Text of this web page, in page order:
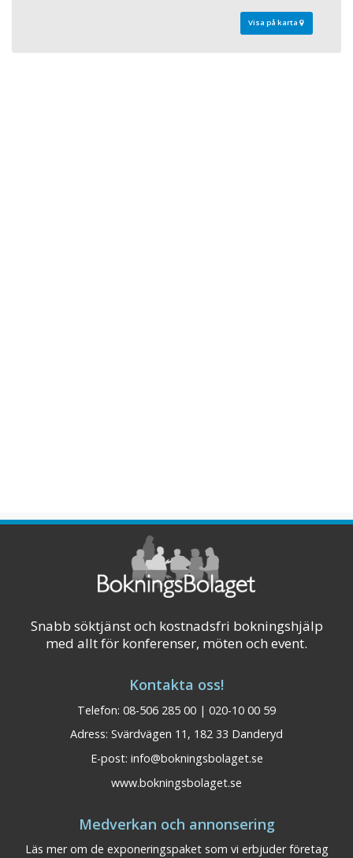
Visa på karta
Snabb söktjänst och kostnadsfri bokningshjälp
med allt för konferenser, möten och event.
Kontakta oss!
Telefon: 08-506 285 00 | 020-10 00 59
Adress: Svärdvägen 11, 182 33 Danderyd
E-post: info@bokningsbolaget.se
www.bokningsbolaget.se
Medverkan och annonsering
Läs mer om de exponeringspaket som vi erbjuder företag